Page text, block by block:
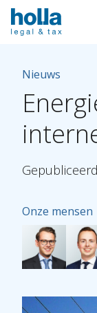
Nieuws
Gepubliceerd
Onze mensen